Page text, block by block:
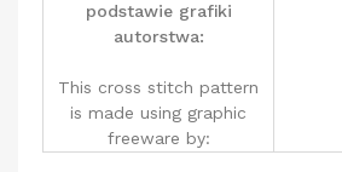
podstawie grafiki
autorstwa:
This cross stitch pattern
is made using graphic
freeware by: